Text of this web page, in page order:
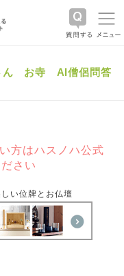
ん お寺 AI僧侶問答
方はハスノハ公式
さい
い位牌とお仏壇